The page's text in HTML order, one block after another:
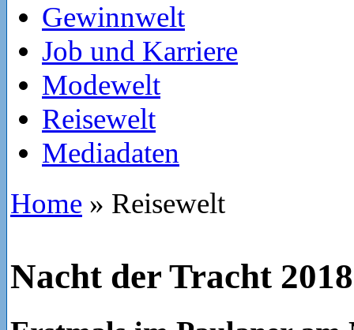
Gewinnwelt
Job und Karriere
Modewelt
Reisewelt
Mediadaten
Home » Reisewelt
Nacht der Tracht 2018